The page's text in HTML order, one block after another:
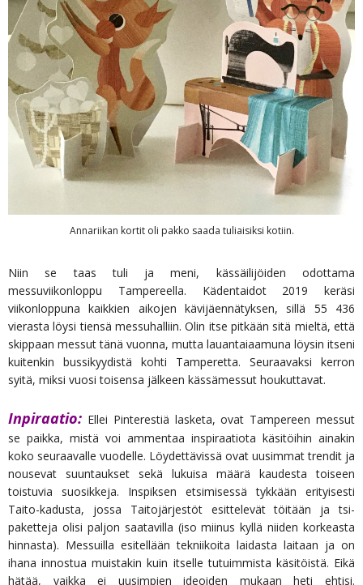
Annariikan kortit oli pakko saada tuliaisiksi kotiin.
Niin se taas tuli ja meni, kässäilijöiden odottama
messuviikonloppu Tampereella. Kädentaidot 2019 keräsi
viikonloppuna kaikkien aikojen kävijäennätyksen, sillä 55 436
vierasta löysi tiensä messuhalliin. Olin itse pitkään sitä mieltä, että
skippaan messut tänä vuonna, mutta lauantaiaamuna löysin itseni
kuitenkin bussikyydistä kohti Tamperetta. Seuraavaksi kerron
syitä, miksi vuosi toisensa jälkeen kässämessut houkuttavat.
Inpiraatio: Ellei Pinterestiä lasketa, ovat Tampereen messut
se paikka, mistä voi ammentaa inspiraatiota käsitöihin ainakin
koko seuraavalle vuodelle. Löydettävissä ovat uusimmat trendit ja
nousevat suuntaukset sekä lukuisa määrä kaudesta toiseen
toistuvia suosikkeja. Inspiksen etsimisessä tykkään erityisesti
Taito-kadusta, jossa Taitojärjestöt esittelevät töitään ja tsi-
paketteja olisi paljon saatavilla (iso miinus kyllä niiden korkeasta
hinnasta). Messuilla esitellään tekniikoita laidasta laitaan ja on
ihana innostua muistakin kuin itselle tutuimmista käsitöistä. Eikä
hätää, vaikka ei uusimpien ideoiden mukaan heti ehtisi.